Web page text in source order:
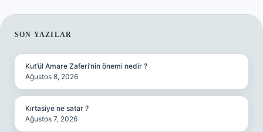
SIDEBAR
SON YAZILAR
Kut’ül Amare Zaferi’nin önemi nedir ?
Ağustos 8, 2026
Kırtasiye ne satar ?
Ağustos 7, 2026